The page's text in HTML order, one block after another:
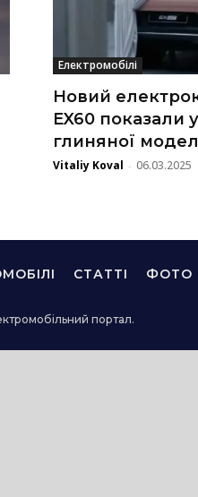
Електромобілі
Новий
EX60 показали
глиняної
Vitaliy Koval - 06.03.2025
СТАТТІ ФОТО
портал.